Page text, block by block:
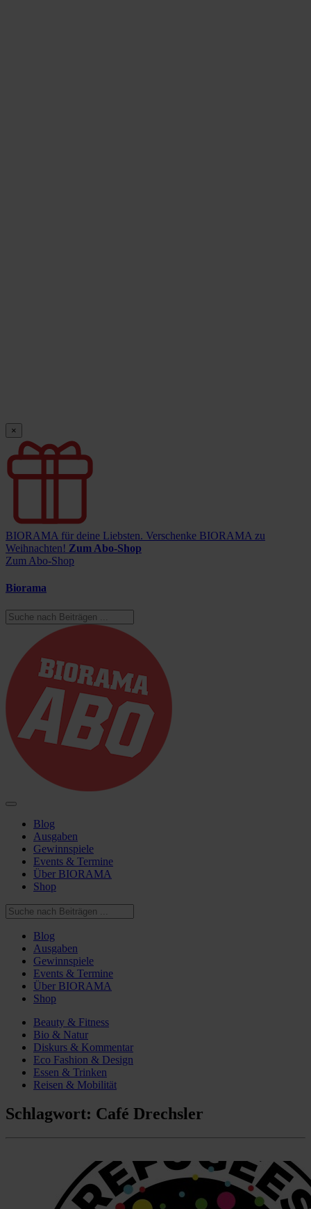
×
BIORAMA für deine Liebsten. Verschenke BIORAMA zu
Weihnachten! Zum Abo-Shop
Zum Abo-Shop
Biorama
Blog
Ausgaben
Gewinnspiele
Events & Termine
Über BIORAMA
Shop
Blog
Ausgaben
Gewinnspiele
Events & Termine
Über BIORAMA
Shop
Beauty & Fitness
Bio & Natur
Diskurs & Kommentar
Eco Fashion & Design
Essen & Trinken
Reisen & Mobilität
Schlagwort: Café Drechsler